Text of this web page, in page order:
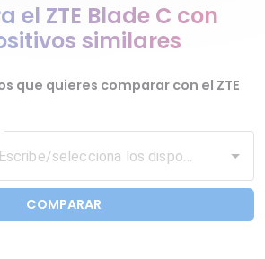
el ZTE Blade C con
similares
que quieres comparar con el ZTE
COMPARAR